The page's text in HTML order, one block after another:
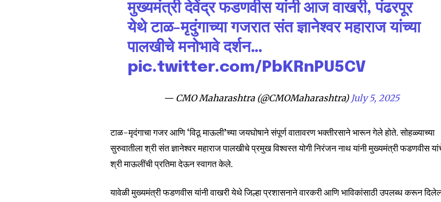
To subscribe, simply enter your email address on our website or click
the subscribe button below. Don't worry, we respect your privacy and
won't spam your inbox. Your information is safe with us.
I've read and
6,300 32,111
मुख्यमंत्री देवेंद्र फडणवीस यांनी आज वाखरी, पंढरपूर
येथे टाळ-मृदुंगाच्या गजरात संत ज्ञानेश्वर महाराज यांच्या
पालखीचे मनोभावे दर्शन…
pic.twitter.com/PbKRnPU5CV
— CMO Maharashtra (@CMOMaharashtra) July 5, 2025
टाळ-मृदंगाचा गजर आणि ‘विठू माऊली’च्या जयघोषाने संपूर्ण वातावरण भक्तीरसाने भारून गेले होते. सोहळ्याच्या
सुरुवातीला श्री संत ज्ञानेश्वर महाराज पालखीचे प्रमुख विश्वस्त योगी निरंजन नाथ यांनी मुख्यमंत्री फडणवीस
श्री माऊलींची प्रतिमा देऊन स्वागत केले.
यावेळी मुख्यमंत्री फडणवीस यांनी वाखरी येथे जिल्हा प्रशासनाने वारकरी आणि भाविकांसाठी उपलब्ध करून